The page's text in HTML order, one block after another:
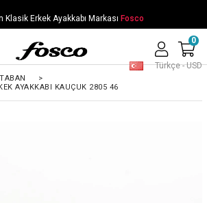
Klasik Erkek Ayakkabı Markası Fosco
Türkçe - USD
0
>
AYAKKABI KAUÇUK 2805 46